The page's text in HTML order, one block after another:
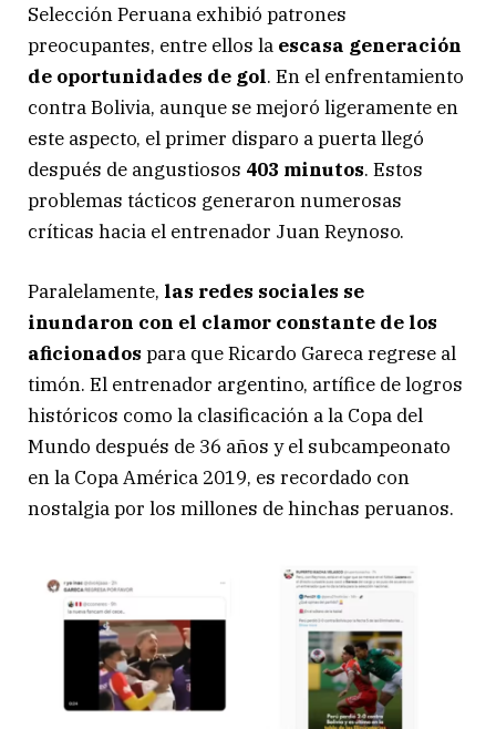
Selección Peruana exhibió patrones
preocupantes, entre ellos la escasa generación
de oportunidades de gol. En el enfrentamiento
contra Bolivia, aunque se mejoró ligeramente en
este aspecto, el primer disparo a puerta llegó
después de angustiosos 403 minutos. Estos
problemas tácticos generaron numerosas
críticas hacia el entrenador Juan Reynoso.
Paralelamente, las redes sociales se
inundaron con el clamor constante de los
aficionados para que Ricardo Gareca regrese al
timón. El entrenador argentino, artífice de logros
históricos como la clasificación a la Copa del
Mundo después de 36 años y el subcampeonato
en la Copa América 2019, es recordado con
nostalgia por los millones de hinchas peruanos.